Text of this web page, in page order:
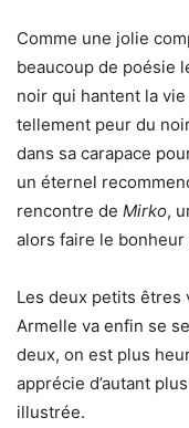
Comme une jolie
beaucoup de poésie
noir qui hantent la vie
tellement peur du
dans sa carapace
un éternel
rencontre de Mirko,
alors faire le
Les deux petits êtres
Armelle va enfin se
deux, on est plus
apprécie d’autant
illustrée.